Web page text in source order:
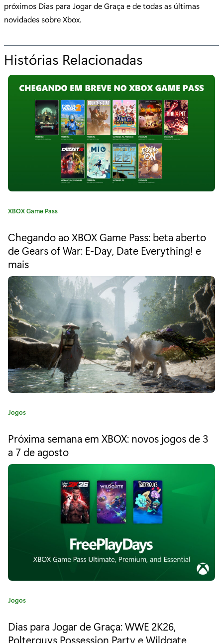
próximos Dias para Jogar de Graça e de todas as últimas
novidades sobre Xbox.
Histórias Relacionadas
a
r
a
"
D
i
a
a
r
a
J
o
g
a
r
d
r
a
:
Y
a
k
u
3
C
e
g
o
a
:
XBOX Game Pass
Chegando ao XBOX Game Pass: beta aberto
de Gears of War: E-Day, Date Everything! e
mais
C
e
g
o
Jogos
Próxima semana em XBOX: novos jogos de 3
a 7 de agosto
C
e
Jogos
Dias para Jogar de Graça: WWE 2K26,
Polterguys Possession Party e Wildgate